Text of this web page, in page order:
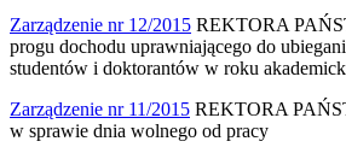
Zarządzenie nr 12/2015 REKTORA
progu dochodu uprawniającego do
studentów i doktorantów w roku
Zarządzenie nr 11/2015 REKTORA
w sprawie dnia wolnego od pracy